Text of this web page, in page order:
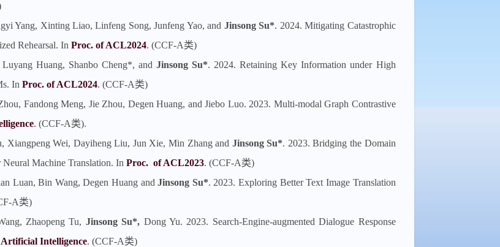
Yang, Xinting Liao, Linfeng Song, Junfeng Yao, and Jinsong Su*. 2024. Mitigating Catastrophic
Rehearsal. In Proc. of ACL2024. (CCF-A类)
Huang, Shanbo Cheng*, and Jinsong Su*. 2024. Retaining Key Information under High
In Proc. of ACL2024. (CCF-A类)
Fandong Meng, Jie Zhou, Degen Huang, and Jiebo Luo. 2023. Multi-modal Graph Contrastive
. (CCF-A类).
Xiangpeng Wei, Dayiheng Liu, Jun Xie, Min Zhang and Jinsong Su*. 2023. Bridging the Domain
Machine Translation. In Proc. of ACL2023. (CCF-A类)
Luan, Bin Wang, Degen Huang and Jinsong Su*. 2023. Exploring Better Text Image Translation
A类)
Zhaopeng Tu, Jinsong Su*, Dong Yu. 2023. Search-Engine-augmented Dialogue Response
Artificial Intelligence. (CCF-A类)